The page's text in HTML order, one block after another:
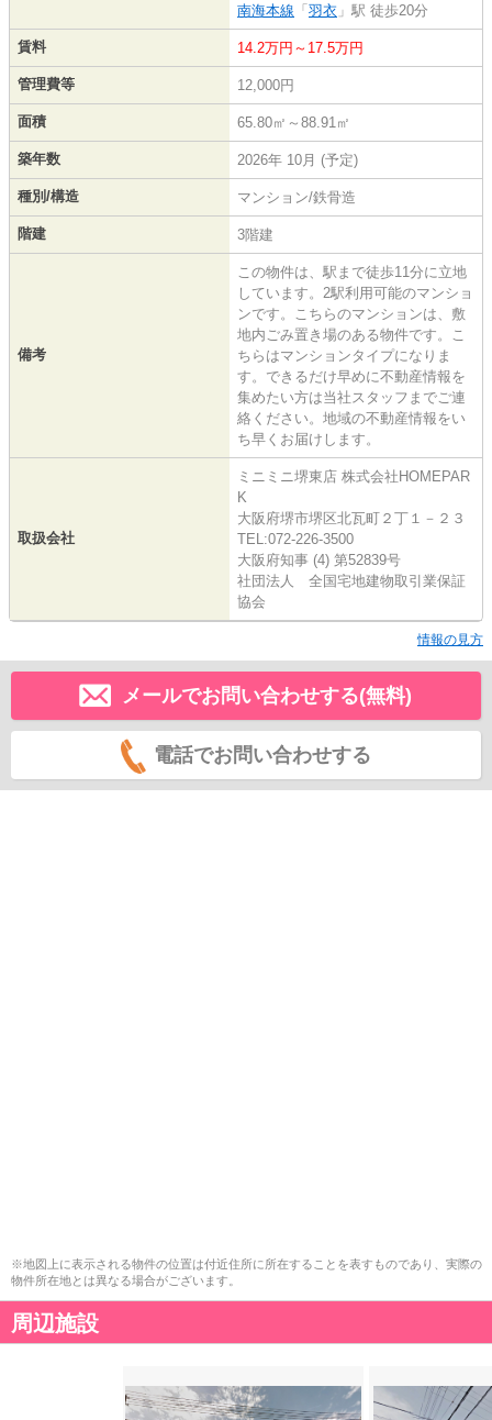
南海本線 「 羽衣 」駅 徒歩20分
賃料 14.2万円～17.5万円
管理費等 12,000円
面積 65.80㎡～88.91㎡
築年数 2026年 10月 (予定)
種別/構造 マンション/鉄骨造
階建 3階建
備考
この物件は、駅まで徒歩11分に立地
しています。2駅利用可能のマンショ
ンです。こちらのマンションは、敷
地内ごみ置き場のある物件です。こ
ちらはマンションタイプになりま
す。できるだけ早めに不動産情報を
集めたい方は当社スタッフまでご連
絡ください。地域の不動産情報をい
ち早くお届けします。
取扱会社
ミニミニ堺東店 株式会社HOMEPAR
K
大阪府堺市堺区北瓦町２丁１－２３
TEL:072-226-3500
大阪府知事 (4) 第52839号
社団法人 全国宅地建物取引業保証
協会
情報の見方
メールでお問い合わせする(無料)
電話でお問い合わせする
※地図上に表示される物件の位置は付近住所に所在することを表すものであり、実際の
物件所在地とは異なる場合がございます。
周辺施設